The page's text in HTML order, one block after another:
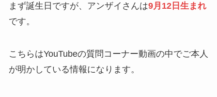
まず誕生日ですが、アンザイさんは9月12日生まれ
です。
こちらはYouTubeの質問コーナー動画の中でご本人
が明かしている情報になります。